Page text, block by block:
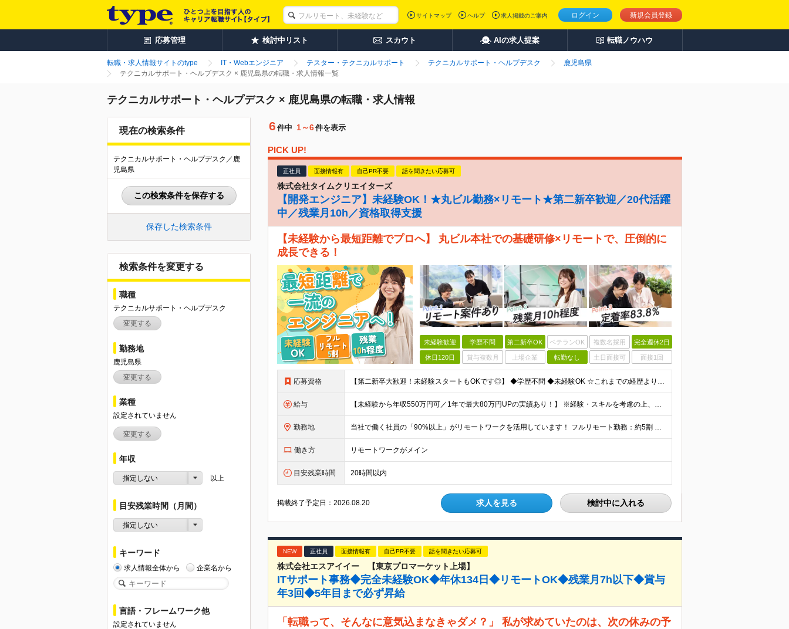
ログイン 新規会員登録
サイトマップ ヘルプ 求人掲載のご案内
応募管理 検討中リスト スカウト AIの求人提案 転職ノウハウ
転職・求人情報サイトのtype IT・Webエンジニア テスター・テクニカルサポート テクニカルサポート・ヘルプデスク
鹿児島県
テクニカルサポート・ヘルプデスク × 鹿児島県の転職・求人情報一覧
テクニカルサポート・ヘルプデスク × 鹿児島県の転職・求人情報
現在の検索条件
テクニカルサポート・ヘルプデスク／鹿
児島県
この検索条件を保存する
保存した検索条件
検索条件を変更する
職種
テクニカルサポート・ヘルプデスク
変更する
勤務地
鹿児島県
変更する
業種
設定されていません
変更する
年収
指定しない 以上
目安残業時間（月間）
指定しない
キーワード
求人情報全体から 企業名から
言語・フレームワーク他
設定されていません
6 件中 1～6件を表示
PICK UP!
正社員 面接情報有 自己PR不要 話を聞きたい応募可
株式会社タイムクリエイターズ
【開発エンジニア】未経験OK！★丸ビル勤務×リモート★第二新卒歓迎／20代活躍
中／残業月10h／資格取得支援
【未経験から最短距離でプロへ】 丸ビル本社での基礎研修×リモートで、圧倒的に
成長できる！
未経験歓迎 学歴不問 第二新卒OK ベテランOK 複数名採用 完全週休2日
休日120日 賞与複数月 上場企業 転勤なし 土日面接可 面接1回
応募資格 【第二新卒大歓迎！未経験スタートもOKです◎】 ◆学歴不問 ◆未経験OK ☆これまでの経歴よりも「これから」を重視します！ ☆文系・理系、前職の雇用形態は一切問いません！ ＼先輩たちの前職もさまざ
給与 【未経験から年収550万円可／1年で最大80万円UPの実績あり！】 ※経験・スキルを考慮の上、決定いたします。 【月給】27万円〜29万円 ※上記には固定残業代（月25時間分／4万5,000円〜4万
勤務地 当社で働く社員の「90%以上」がリモートワークを活用しています！ フルリモート勤務：約5割 ハイブリッド勤務（リモート＋出社）：約4割 【本社】東京都千代田区丸の内2-4-1 丸の内ビルディング12
働き方 リモートワークがメイン
目安残業時間 20時間以内
掲載終了予定日：2026.08.20 求人を見る 検討中に入れる
NEW 正社員 面接情報有 自己PR不要 話を聞きたい応募可
株式会社エスアイイー 【東京プロマーケット上場】
ITサポート事務◆完全未経験OK◆年休134日◆リモートOK◆残業月7h以下◆賞与
年3回◆5年目まで必ず昇給
「転職って、そんなに意気込まなきゃダメ？」 私が求めていたのは、次の休みの予